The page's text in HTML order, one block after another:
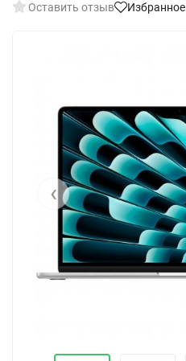
Оставить отзыв Избранное
‹